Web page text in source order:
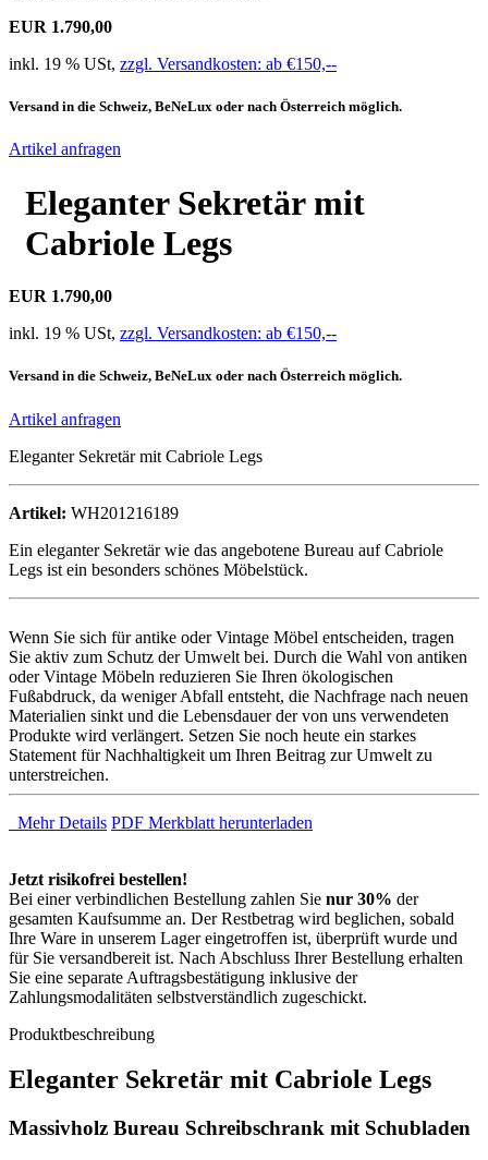
EUR 1.790,00
inkl. 19 % USt, zzgl. Versandkosten: ab €150,--
Versand in die Schweiz, BeNeLux oder nach Österreich möglich.
Artikel anfragen
Eleganter Sekretär mit
Cabriole Legs
EUR 1.790,00
inkl. 19 % USt, zzgl. Versandkosten: ab €150,--
Versand in die Schweiz, BeNeLux oder nach Österreich möglich.
Artikel anfragen
Eleganter Sekretär mit Cabriole Legs
Artikel: WH201216189
Ein eleganter Sekretär wie das angebotene Bureau auf Cabriole
Legs ist ein besonders schönes Möbelstück.
Wenn Sie sich für antike oder Vintage Möbel entscheiden, tragen
Sie aktiv zum Schutz der Umwelt bei. Durch die Wahl von antiken
oder Vintage Möbeln reduzieren Sie Ihren ökologischen
Fußabdruck, da weniger Abfall entsteht, die Nachfrage nach neuen
Materialien sinkt und die Lebensdauer der von uns verwendeten
Produkte wird verlängert. Setzen Sie noch heute ein starkes
Statement für Nachhaltigkeit um Ihren Beitrag zur Umwelt zu
unterstreichen.
Mehr Details PDF Merkblatt herunterladen
Jetzt risikofrei bestellen!
Bei einer verbindlichen Bestellung zahlen Sie nur 30% der
gesamten Kaufsumme an. Der Restbetrag wird beglichen, sobald
Ihre Ware in unserem Lager eingetroffen ist, überprüft wurde und
für Sie versandbereit ist. Nach Abschluss Ihrer Bestellung erhalten
Sie eine separate Auftragsbestätigung inklusive der
Zahlungsmodalitäten selbstverständlich zugeschickt.
Produktbeschreibung
Eleganter Sekretär mit Cabriole Legs
Massivholz Bureau Schreibschrank mit Schubladen